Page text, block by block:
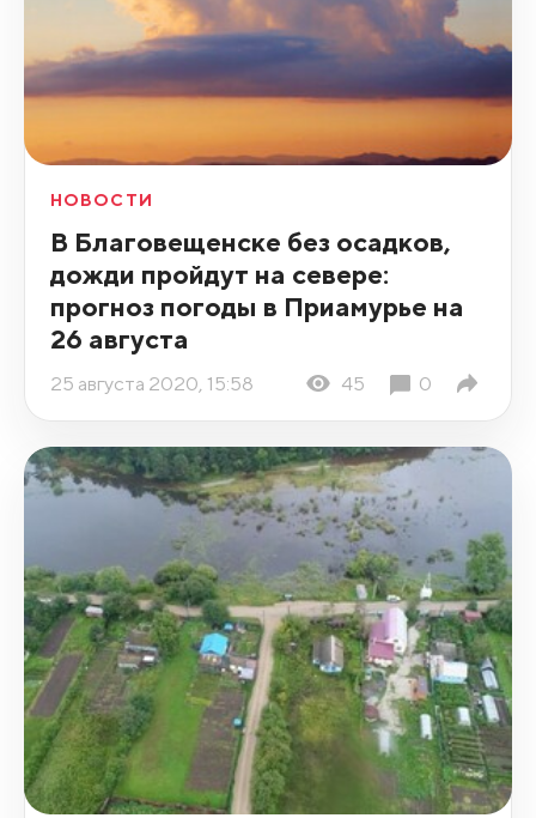
НОВОСТИ
В Благовещенске без осадков,
дожди пройдут на севере:
прогноз погоды в Приамурье на
26 августа
25 августа 2020, 15:58 45 0